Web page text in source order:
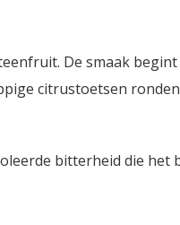
De smaak
citrustoetsen
bitterheid die